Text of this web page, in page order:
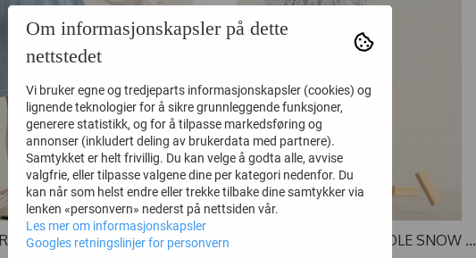
TILLE KJOLE LYS BLÅ
GULLKORN VILLVETTE KJOLE SNOW ...
Om informasjonskapsler på dette
nettstedet
Vi bruker egne og tredjeparts informasjonskapsler (cookies) og
lignende teknologier for å sikre grunnleggende funksjoner,
generere statistikk, og for å tilpasse markedsføring og
annonser (inkludert deling av brukerdata med partnere).
Samtykket er helt frivillig. Du kan velge å godta alle, avvise
valgfrie, eller tilpasse valgene dine per kategori nedenfor. Du
kan når som helst endre eller trekke tilbake dine samtykker via
lenken «personvern» nederst på nettsiden vår.
Les mer om informasjonskapsler
Googles retningslinjer for personvern